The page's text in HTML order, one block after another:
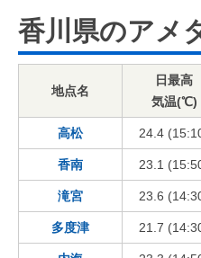
香川県のアメ
地点名
日最高
気温(℃)
高松 24.4
香南 23.1
滝宮 23.6
多度津 21.7